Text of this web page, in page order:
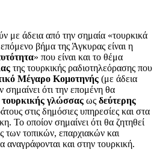
με άδεια από την σημαία «τουρκικά
βήμα της Άγκυρας είναι η
» που είναι και το θέμα
της τουρκικής ραδιοτηλεόρασης που
Μέγαρο Κομοτηνής (με άδεια
ότι την επομένη θα
τουρκικής γλώσσας ως δεύτερης
στις δημόσιες υπηρεσίες και στα
Το οποίον σημαίνει ότι θα ζητηθεί
των τοπικών, επαρχιακών και
και στην τουρκική.